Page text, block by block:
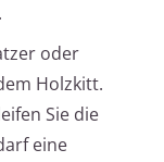
oder
Holzkitt.
Sie die
eine